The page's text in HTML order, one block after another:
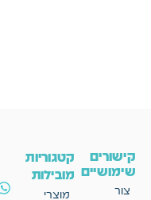
קישורים
שימושיים
צור
קטגוריות
מובילות
מוצרי